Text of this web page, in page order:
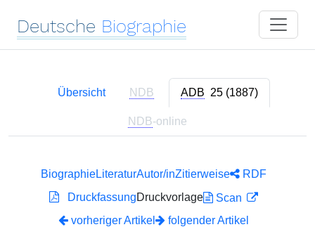
Deutsche Biographie
Übersicht NDB ADB 25 (1887)
NDB-online
BiographieLiteraturAutor/inZitierweise
RDF
DruckfassungDruckvorlage
Scan
vorheriger Artikel
folgender Artikel